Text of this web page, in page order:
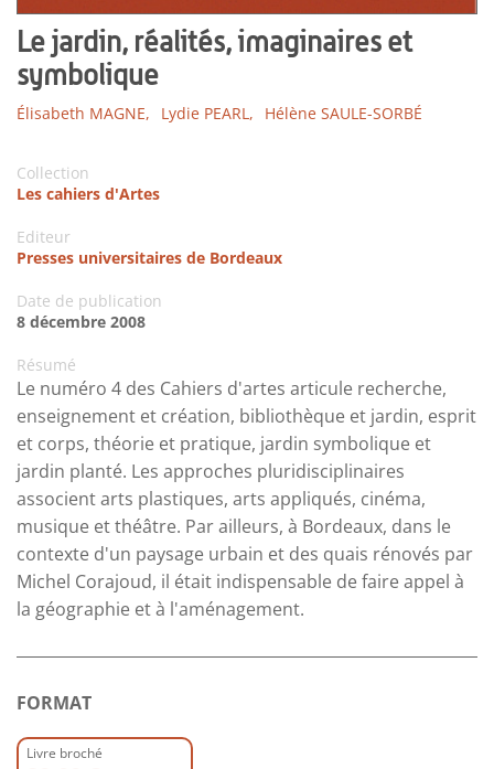
Le jardin, réalités, imaginaires et
symbolique
Élisabeth MAGNE, Lydie PEARL, Hélène SAULE-SORBÉ
Collection
Les cahiers d'Artes
Editeur
Presses universitaires de Bordeaux
Date de publication
8 décembre 2008
Résumé
Le numéro 4 des Cahiers d'artes articule recherche,
enseignement et création, bibliothèque et jardin, esprit
et corps, théorie et pratique, jardin symbolique et
jardin planté. Les approches pluridisciplinaires
associent arts plastiques, arts appliqués, cinéma,
musique et théâtre. Par ailleurs, à Bordeaux, dans le
contexte d'un paysage urbain et des quais rénovés par
Michel Corajoud, il était indispensable de faire appel à
la géographie et à l'aménagement.
FORMAT
Livre broché